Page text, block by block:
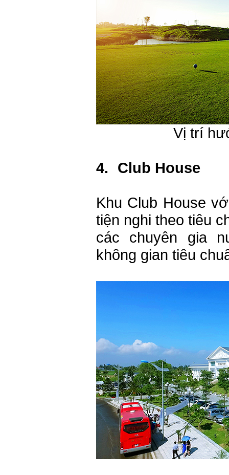
Vị trí
4. Club House
Khu Club House
tiện nghi theo tiêu
các chuyên gia
không gian tiêu